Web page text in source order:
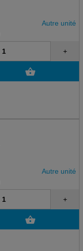
Autre unité
+
Autre unité
+